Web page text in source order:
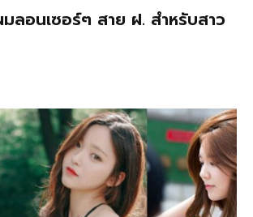
ลอนเซอร์ๆ สาย ฝ. สำหรับสาว